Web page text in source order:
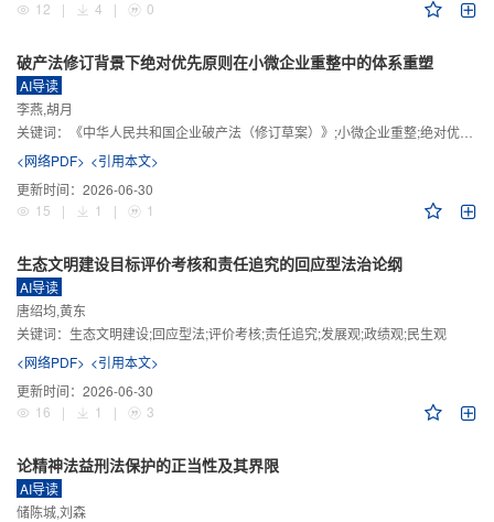
12
| 4 | 0
破产法修订背景下绝对优先原则在小微企业重整中的体系重塑
AI导读
李燕,胡月
关键词：
《中华人民共和国企业破产法（修订草案）》;小微企业重整;绝对优先原则;股东权益保留;预期可支配收入标准
<网络PDF> <引用本文>
更新时间： 2026-06-30
15
| 1 | 1
生态文明建设目标评价考核和责任追究的回应型法治论纲
AI导读
唐绍均,黄东
关键词： 生态文明建设;回应型法;评价考核;责任追究;发展观;政绩观;民生观
<网络PDF> <引用本文>
更新时间： 2026-06-30
16
| 1 | 3
论精神法益刑法保护的正当性及其界限
AI导读
储陈城,刘森